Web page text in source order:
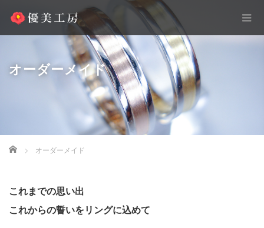
オーダーメイド
Home オーダーメイド
これまでの思い出
これからの誓いをリングに込めて